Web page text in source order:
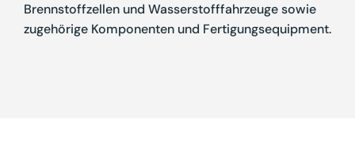
Brennstoffzellen und Wasserstofffahrzeuge sowie
zugehörige Komponenten und Fertigungsequipment.